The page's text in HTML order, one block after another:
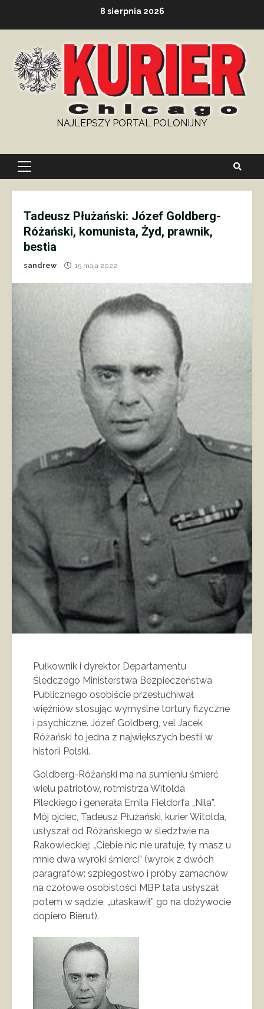
8 sierpnia 2026
NAJLEPSZY PORTAL POLONIJNY
Primary
Tadeusz Płużański: Józef Goldberg-
Różański, komunista, Żyd, prawnik,
bestia
sandrew 15 maja 2022
Pułkownik i dyrektor Departamentu
Śledczego Ministerstwa Bezpieczeństwa
Publicznego osobiście przesłuchiwał
więźniów stosując wymyślne tortury fizyczne
i psychiczne. Józef Goldberg, vel Jacek
Różański to jedna z największych bestii w
historii Polski.
Goldberg-Różański ma na sumieniu śmierć
wielu patriotów, rotmistrza Witolda
Pileckiego i generała Emila Fieldorfa „Nila”.
Mój ojciec, Tadeusz Płużański, kurier Witolda,
usłyszał od Różańskiego w śledztwie na
Rakowieckiej: „Ciebie nic nie uratuje, ty masz u
mnie dwa wyroki śmierci” (wyrok z dwóch
paragrafów: szpiegostwo i próby zamachów
na czołowe osobistości MBP tata usłyszał
potem w sądzie, „ułaskawił” go na dożywocie
dopiero Bierut).